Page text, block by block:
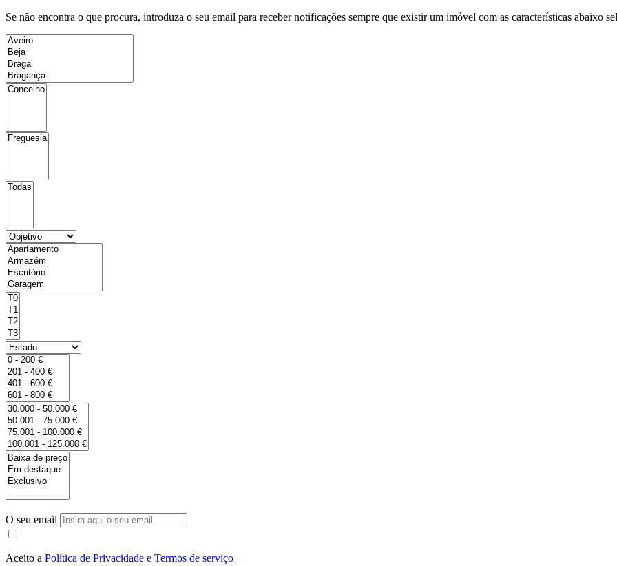
Se não encontra o que procura, introduza o seu email para receber notificações sempre que existir um imóvel com as características abaixo
O seu email
Aceito a Política de Privacidade e Termos de serviço